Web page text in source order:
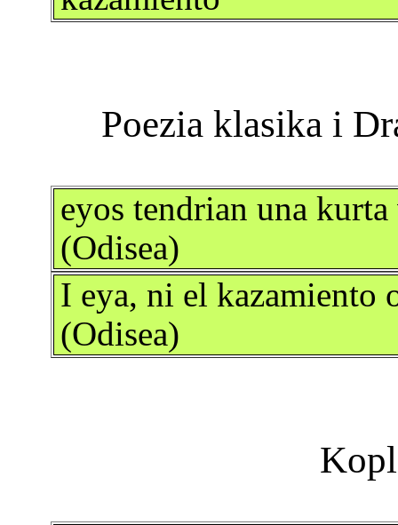
eyos tendrian una
(Odisea)
I eya, ni el kazamiento
(Odisea)